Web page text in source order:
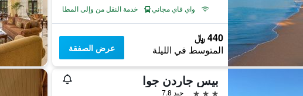
واي فاي مجاني
خدمة النقل من وإلى المطار
440 ﷼
المتوسط في الليلة عرض الصفقة
بيس جاردن جوا
3 نجوم جيد 7.8